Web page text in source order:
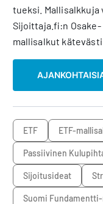
tueksi.
Sijoittaja.fi:n
mallisalkut
ETF ETF-
Passiivinen
sijoitusideat
Suomi